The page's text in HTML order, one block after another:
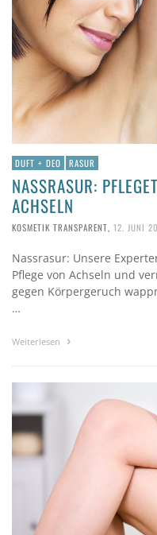
DUFT + DEO RASUR
NASSRASUR:
ACHSELN
KOSMETIK TRANSPARENT, 12. JUNI
Nassrasur: Unsere
Pflege von Achseln und
gegen Körpergeruch
…
Weiterlesen